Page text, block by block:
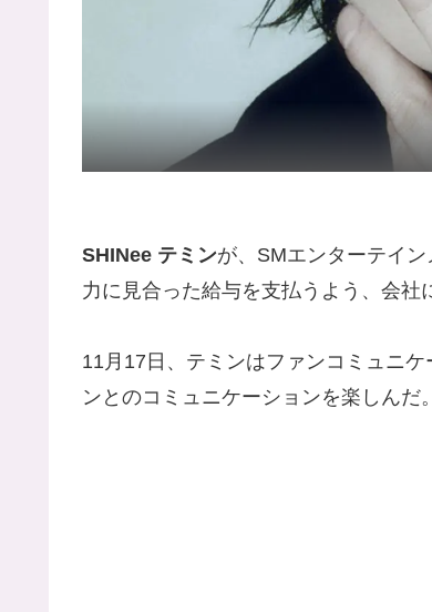
SHINee テミンが、SMエンターテイ
力に見合った給与を支払うよう、会社
11月17日、テミンはファンコミュニ
ンとのコミュニケーションを楽しんだ。